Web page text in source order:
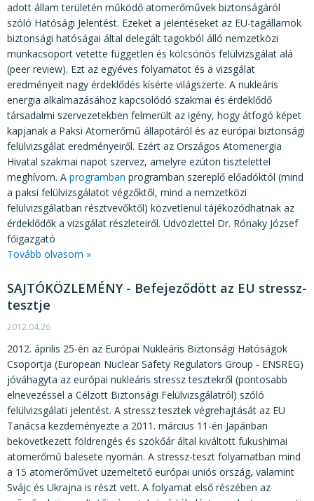
adott állam területén működő atomerőművek biztonságáról
szóló Hatósági Jelentést. Ezeket a jelentéseket az EU-tagállamok
biztonsági hatóságai által delegált tagokból álló nemzetközi
munkacsoport vetette független és kölcsönös felülvizsgálat alá
(peer review). Ezt az egyéves folyamatot és a vizsgálat
eredményeit nagy érdeklődés kísérte világszerte. A nukleáris
energia alkalmazásához kapcsolódó szakmai és érdeklődő
társadalmi szervezetekben felmerült az igény, hogy átfogó képet
kapjanak a Paksi Atomerőmű állapotáról és az európai biztonsági
felülvizsgálat eredményeiről. Ezért az Országos Atomenergia
Hivatal szakmai napot szervez, amelyre ezúton tisztelettel
meghívom. A programban programban szereplő előadóktól (mind
a paksi felülvizsgálatot végzőktől, mind a nemzetközi
felülvizsgálatban résztvevőktől) közvetlenül tájékozódhatnak az
érdeklődők a vizsgálat részleteiről. Üdvözlettel Dr. Rónaky József
főigazgató
Tovább olvasom »
SAJTÓKÖZLEMÉNY - Befejeződött az EU stressz-
tesztje
2012.04.26
2012. április 25-én az Európai Nukleáris Biztonsági Hatóságok
Csoportja (European Nuclear Safety Regulators Group - ENSREG)
jóváhagyta az európai nukleáris stressz tesztekről (pontosabb
elnevezéssel a Célzott Biztonsági Felülvizsgálatról) szóló
felülvizsgálati jelentést. A stressz tesztek végrehajtását az EU
Tanácsa kezdeményezte a 2011. március 11-én Japánban
bekövetkezett földrengés és szökőár által kiváltott fukushimai
atomerőmű balesete nyomán. A stressz-teszt folyamatban mind
a 15 atomerőművet üzemeltető európai uniós ország, valamint
Svájc és Ukrajna is részt vett. A folyamat első részében az